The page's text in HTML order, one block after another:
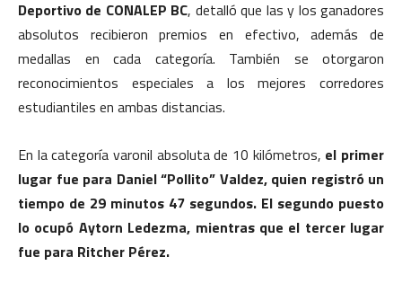
Deportivo de CONALEP BC, detalló que las y los ganadores
absolutos recibieron premios en efectivo, además de
medallas en cada categoría. También se otorgaron
reconocimientos especiales a los mejores corredores
estudiantiles en ambas distancias.
En la categoría varonil absoluta de 10 kilómetros, el primer
lugar fue para Daniel “Pollito” Valdez, quien registró un
tiempo de 29 minutos 47 segundos. El segundo puesto
lo ocupó Aytorn Ledezma, mientras que el tercer lugar
fue para Ritcher Pérez.